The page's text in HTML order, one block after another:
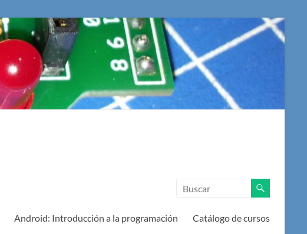
Android: Introducción a la programación Catálogo de cursos